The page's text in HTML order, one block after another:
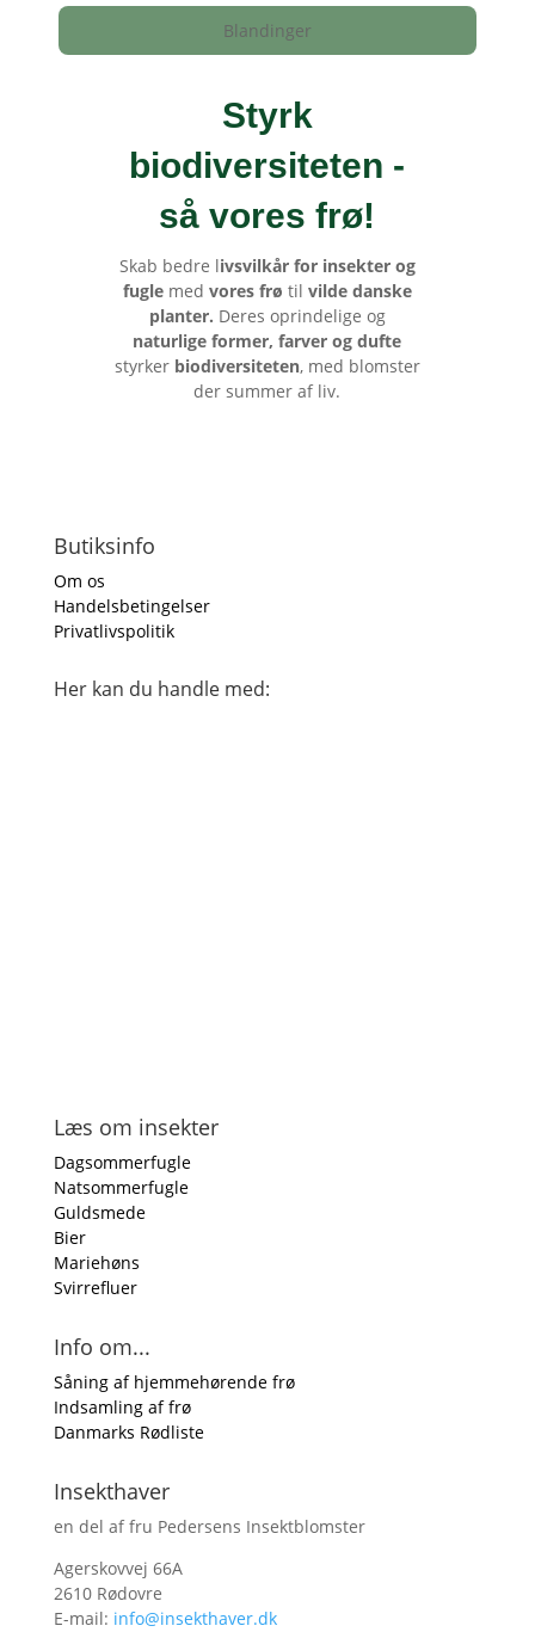
Blandinger
Styrk
biodiversiteten -
så vores frø!
Skab bedre livsvilkår for insekter og
fuglemed vores frø til vilde danske
planter. Deres oprindelige og
naturlige former, farver og dufte
styrker biodiversiteten, med blomster
der summer af liv.
Butiksinfo
Om os
Handelsbetingelser
Privatlivspolitik
Her kan du handle med:
Læs om insekter
Dagsommerfugle
Natsommerfugle
Guldsmede
Bier
Mariehøns
Svirrefluer
Info om...
Såning af hjemmehørende frø
Indsamling af frø
Danmarks Rødliste
Insekthaver
en del af fru Pedersens Insektblomster
Agerskovvej 66A
2610 Rødovre
E-mail: info@insekthaver.dk